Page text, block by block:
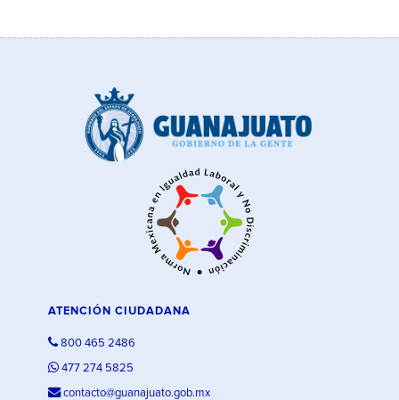
ATENCIÓN CIUDADANA
800 465 2486
477 274 5825
contacto@guanajuato.gob.mx